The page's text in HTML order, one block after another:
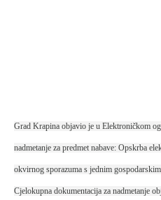
Grad Krapina objavio je u Elektroničkom
nadmetanje za predmet nabave: Opskrba
okvirnog sporazuma s jednim
Cjelokupna dokumentacija za nadmetanje